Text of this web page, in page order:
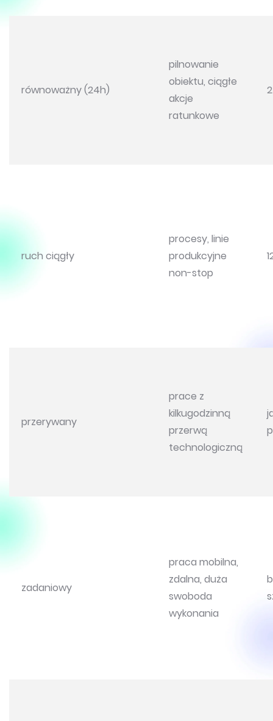
równoważny (24h)
pilnowanie
obiektu, ciągłe
akcje
ratunkowe
ruch ciągły
procesy, linie
produkcyjne
non-stop
przerywany
prace z
kilkugodzinną
przerwą
technologiczną
zadaniowy
praca mobilna,
zdalna, duża
swoboda
wykonania